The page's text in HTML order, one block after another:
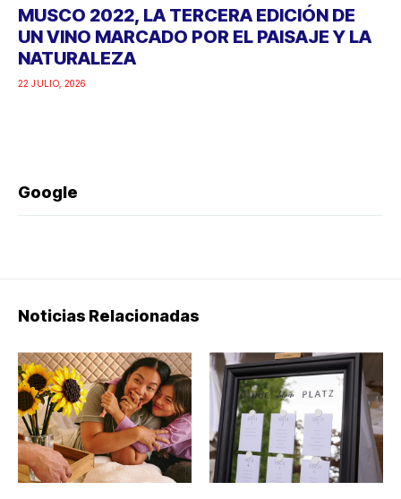
MUSCO 2022, LA TERCERA EDICIÓN DE
UN VINO MARCADO POR EL PAISAJE Y LA
NATURALEZA
22 JULIO, 2026
Google
Noticias Relacionadas